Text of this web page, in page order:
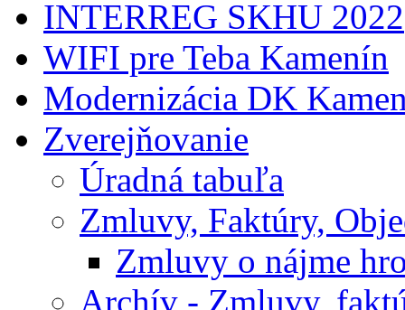
INTERREG SKHU 2022
WIFI pre Teba Kamenín
Modernizácia DK
Zverejňovanie
Úradná tabuľa
Zmluvy, Faktúry,
Zmluvy o nájme
Archív - Zmluvy,